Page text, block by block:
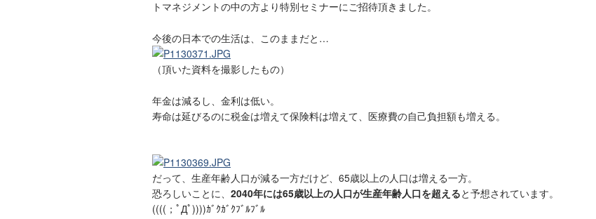
トマネジメントの中の方より特別セミナーにご招待頂きました。
今後の日本での生活は、このままだと…
（頂いた資料を撮影したもの）
年金は減るし、金利は低い。
寿命は延びるのに税金は増えて保険料は増えて、医療費の自己負担額も増える。
だって、生産年齢人口が減る一方だけど、65歳以上の人口は増える一方。
恐ろしいことに、 2040年には65歳以上の人口が生産年齢人口を超えると予想されています。
((((；ﾟДﾟ))))ｶﾞｸｶﾞｸﾌﾞﾙﾌﾞﾙ